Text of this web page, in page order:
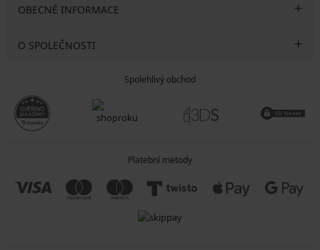
OBECNÉ INFORMACE
O SPOLEČNOSTI
Spolehlivý obchod
Platební metody